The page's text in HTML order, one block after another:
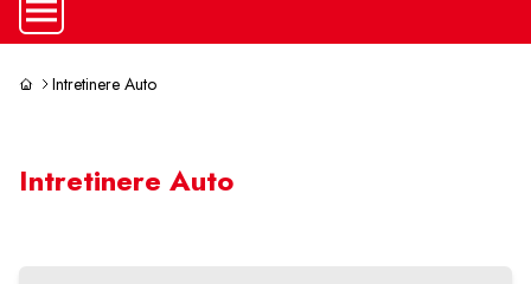
Intretinere Auto
Intretinere Auto